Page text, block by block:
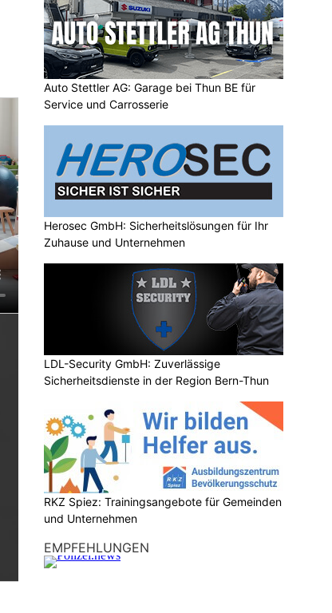
Auto Stettler AG: Garage bei Thun BE für
Service und Carrosserie
Herosec GmbH: Sicherheitslösungen für Ihr
Zuhause und Unternehmen
LDL-Security GmbH: Zuverlässige
Sicherheitsdienste in der Region Bern-Thun
RKZ Spiez: Trainingsangebote für Gemeinden
und Unternehmen
EMPFEHLUNGEN